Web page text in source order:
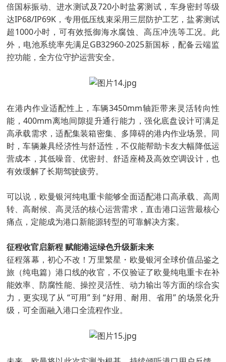
倍国标振动、进水测试及720小时盐雾测试，车身密封等级
达IP68/IP69K，专用低压线束采用三层防护工艺，盐雾测试
超1000小时，可有效抵御海水腐蚀、高压冲洗等工况。此
外，电池系统率先满足GB32960-2025新国标，配备云端监
控功能，全方位守护运营安全。
在港内作业适配性上，车辆3450mm轴距带来灵活转向性
能，400mm离地间隙提升通行能力，强化底盘设计可满足
高承载需求，适配集装箱密集、多障碍的港内作业场景。同
时，车辆兼具经济性与舒适性，不仅能帮助卡友大幅降低运
营成本，其低噪音、优密封、舒适座椅及高效空调设计，也
有效缓解了长期驾驶疲劳。
可以说，欧曼银河纯电重卡能够全面适配港口高承载、高周
转、高耐候、高灵活的核心运营需求，直击港口运营最核心
痛点，定能成为港口新能源转型的可靠解决方案。
征程收官启新程 赋能港运绿色升级新未来
征程落幕，初心不改！万里繁星・欧曼银河全球价值品鉴之
旅（纯电篇）港口线的收官，不仅验证了欧曼纯电重卡在补
能效率、防腐性能、操控灵活性、动力输出等方面的综合实
力，更实现了从 “可用” 到 “好用、耐用、省用” 的场景化升
级，可全面融入港口全流程作业。